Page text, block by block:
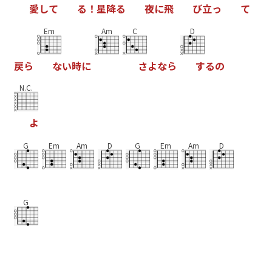
愛して る ！ 星降る 夜に飛 び立っ て
戻ら
Em
ない時に
Am C
さよなら
D
するの
N.C.
よ
G Em Am D G Em Am D
G